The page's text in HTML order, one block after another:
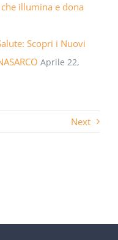
illumina e dona
Scopri i Nuovi
Aprile 22,
Next